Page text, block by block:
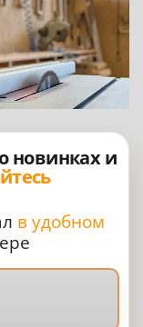
о новинках и
в удобном